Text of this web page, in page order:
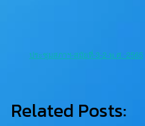
ประชุมสภาฯ-สมัยที่-3-2-พ.ศ.-2565
Related Posts: